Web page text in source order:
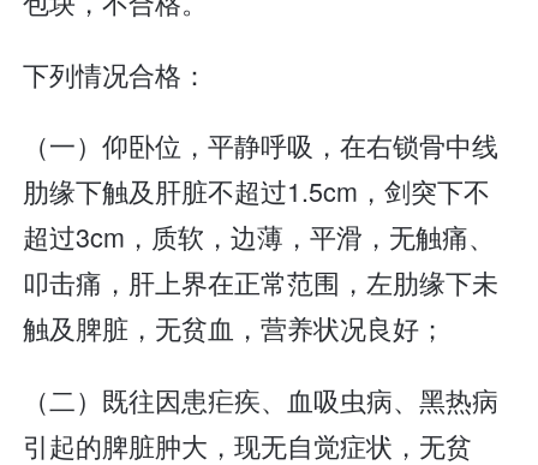
下列情况合格：
（一）仰卧位，平静呼吸，在右锁骨中线
肋缘下触及肝脏不超过1.5cm，剑突下不
超过3cm，质软，边薄，平滑，无触痛、
叩击痛，肝上界在正常范围，左肋缘下未
触及脾脏，无贫血，营养状况良好；
（二）既往因患疟疾、血吸虫病、黑热病
引起的脾脏肿大，现无自觉症状，无贫